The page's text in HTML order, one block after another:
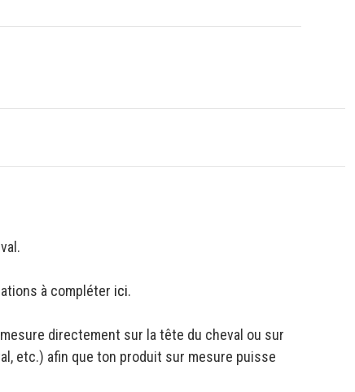
à compléter ici.
directement sur la tête du cheval ou sur
etc.) afin que ton produit sur mesure puisse